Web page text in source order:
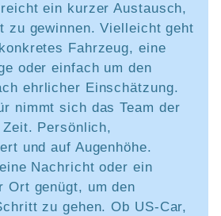
ein kurzer Austausch,
zu gewinnen. Vielleicht geht
Fahrzeug, eine
oder einfach um den
ehrlicher Einschätzung.
nimmt sich das Team der
Persönlich,
und auf Augenhöhe.
Nachricht oder ein
Ort genügt, um den
zu gehen. Ob US-Car,